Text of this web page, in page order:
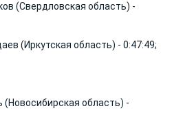
(Свердловская область) -
(Иркутская область) - 0:47:49;
(Новосибирская область) -